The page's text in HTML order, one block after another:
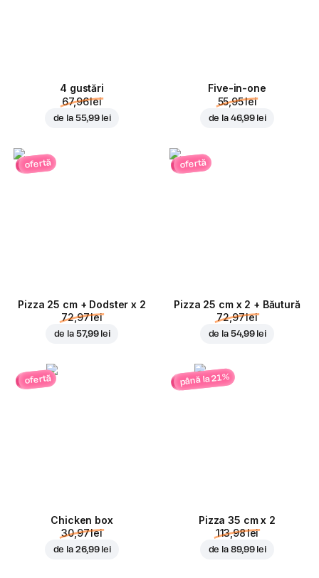
4 gustări
67,96 lei
de la 55,99 lei
Five-in-one
55,95 lei
de la 46,99 lei
ofertă
Pizza 25 cm + Dodster x 2
72,97 lei
de la 57,99 lei
ofertă
Pizza 25 cm x 2 + Băutură
72,97 lei
de la 54,99 lei
ofertă
Chicken box
30,97 lei
de la 26,99 lei
până la 21%
Pizza 35 cm x 2
113,98 lei
de la 89,99 lei